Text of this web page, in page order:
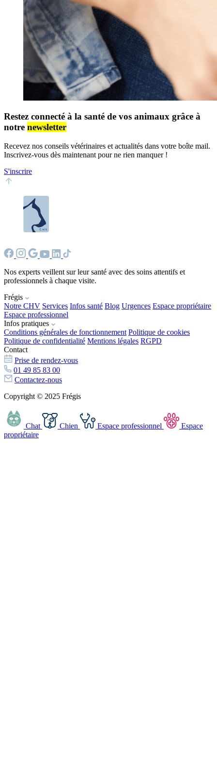
Restez connecté à la santé de vos animaux grâce à
notre newsletter
Recevez nos conseils vétérinaires et actualités dans votre boîte mail.
Inscrivez-vous dès maintenant pour ne rien manquer !
S'inscrire
Nos experts veillent sur leur santé avec des soins attentifs et
professionnels à chaque visite.
Frégis
Notre CHV Services Infos santé Blog Urgences Espace propriétaire
Espace professionnel
Infos pratiques
Conditions générales de fonctionnement Politique de cookies
Politique de confidentialité Mentions légales RGPD
Contact
Prise de rendez-vous
01 49 85 83 00
Contactez-nous
Copyright © 2025 Frégis
Chat Chien Espace professionnel
Espace
propriétaire